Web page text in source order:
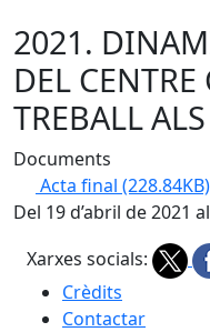
2021.
DEL CENTRE
TREBALL
Documents
Acta final (228.84KB)
Del 19 d’abril de 2021
Xarxes socials:
Crèdits
Contactar